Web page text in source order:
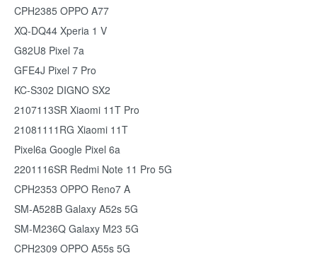
CPH2385 OPPO A77
XQ-DQ44 Xperia 1 V
G82U8 Pixel 7a
GFE4J Pixel 7 Pro
KC-S302 DIGNO SX2
2107113SR Xiaomi 11T Pro
21081111RG Xiaomi 11T
Pixel6a Google Pixel 6a
2201116SR Redmi Note 11 Pro 5G
CPH2353 OPPO Reno7 A
SM-A528B Galaxy A52s 5G
SM-M236Q Galaxy M23 5G
CPH2309 OPPO A55s 5G